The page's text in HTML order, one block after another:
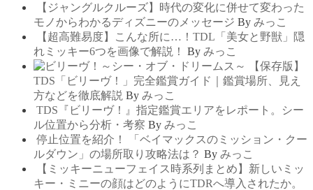
【ジャングルクルーズ】時代の変化に併せて変わった
モノからわかるディズニーのメッセージ By みっこ
【超高難易度】こんな所に…！TDL「美女と野獣」隠
れミッキー6つを画像で解説！
By みっこ
【保存版】
TDS「ビリーヴ！」完全鑑賞ガイド｜鑑賞場所、見え
方などを徹底解説 By みっこ
TDS『ビリーヴ！』指定鑑賞エリアをレポート。シー
ル位置から分析・考察 By みっこ
停止位置を紹介！ 「ベイマックスのミッション・クー
ルダウン」の場所取り攻略法は？ By みっこ
【ミッキーニューフェイス時系列まとめ】新しいミッ
キー・ミニーの顔はどのようにTDRへ導入されたか。